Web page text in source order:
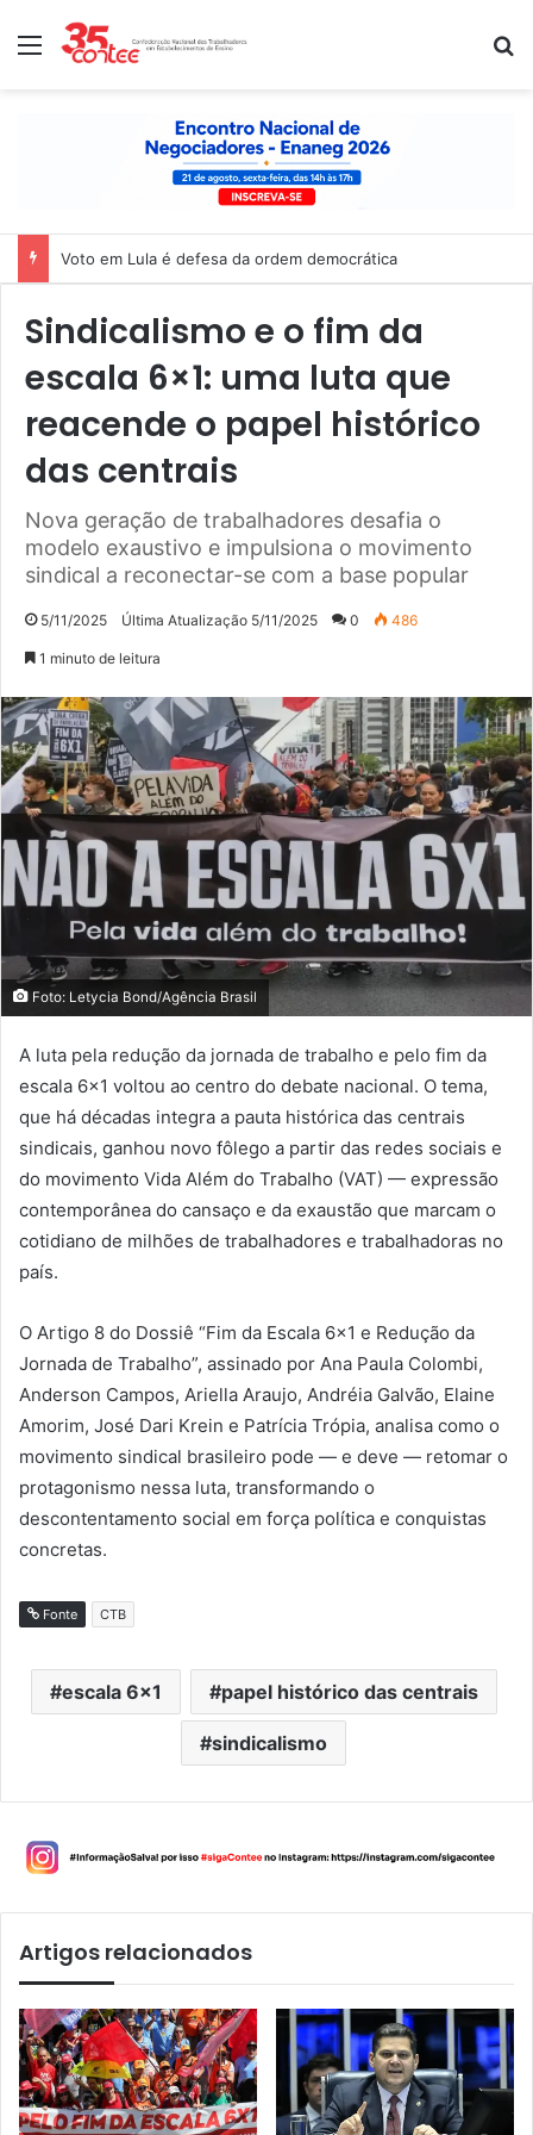
Menu
Voto em Lula é defesa da ordem democrática
Sindicalismo e o fim da
escala 6×1: uma luta que
reacende o papel histórico
das centrais
Nova geração de trabalhadores desafia o
modelo exaustivo e impulsiona o movimento
sindical a reconectar-se com a base popular
5/11/2025 Última Atualização 5/11/2025 0 486
1 minuto de leitura
Foto: Letycia Bond/Agência Brasil
A luta pela redução da jornada de trabalho e pelo fim da
escala 6×1 voltou ao centro do debate nacional. O tema,
que há décadas integra a pauta histórica das centrais
sindicais, ganhou novo fôlego a partir das redes sociais e
do movimento Vida Além do Trabalho (VAT) — expressão
contemporânea do cansaço e da exaustão que marcam o
cotidiano de milhões de trabalhadores e trabalhadoras no
país.
O Artigo 8 do Dossiê “Fim da Escala 6×1 e Redução da
Jornada de Trabalho”, assinado por Ana Paula Colombi,
Anderson Campos, Ariella Araujo, Andréia Galvão, Elaine
Amorim, José Dari Krein e Patrícia Trópia, analisa como o
movimento sindical brasileiro pode — e deve — retomar o
protagonismo nessa luta, transformando o
descontentamento social em força política e conquistas
concretas.
Fonte CTB
escala 6x1 papel histórico das centrais
sindicalismo
Artigos relacionados